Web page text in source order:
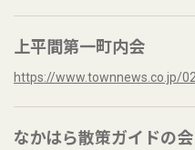
上平間第一町内会
https://www.townnews.co.jp/
なかはら散策ガイドの会